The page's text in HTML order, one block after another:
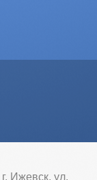
Ижевск, ул.